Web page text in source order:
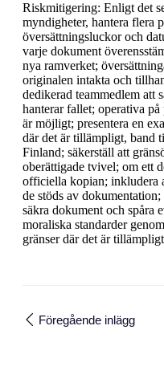
Riskmitigering: Enligt det
myndigheter, hantera flera
översättningsluckor och
varje dokument
nya ramverket;
originalen intakta och
dedikerad teammedlem att
hanterar fallet; operativa
är möjligt; presentera en
där det är tillämpligt, band
Finland; säkerställ att
oberättigade tvivel; om ett
officiella kopian; inkludera
de stöds av
säkra dokument och spåra
moraliska standarder
gränser där det är
Föregående inlägg